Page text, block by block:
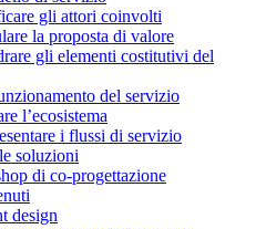
gli attori coinvolti
la proposta di valore
gli elementi costitutivi del
del servizio
l’ecosistema
i flussi di servizio
soluzioni
di co-progettazione
design